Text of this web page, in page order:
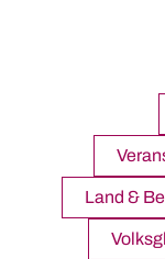
Ostermarkt
Für
WISSEN
Land &